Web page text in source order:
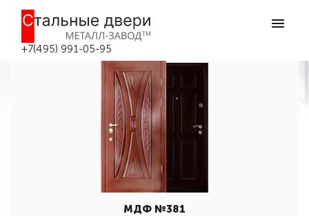
+7(495) 991-05-95
Входные двери со скидкой в Москве
МДФ №381